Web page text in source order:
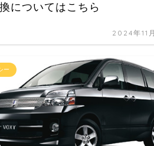
についてはこちら
2024年11
ー